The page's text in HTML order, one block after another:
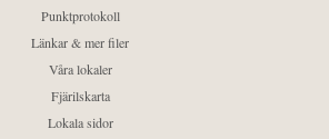
Punktprotokoll
Länkar & mer filer
Våra lokaler
Fjärilskarta
Lokala sidor